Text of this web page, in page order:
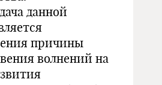
данной
причины
волнений на